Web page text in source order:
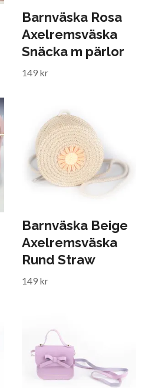
Barnväska Rosa
Axelremsväska
Snäcka m pärlor
149 kr
Barnväska Beige
Axelremsväska
Rund Straw
149 kr